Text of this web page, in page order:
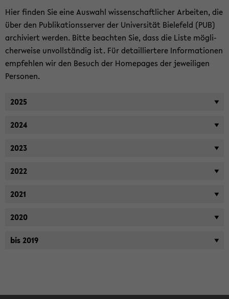
Hier fin­den Sie eine Aus­wahl wis­sen­schaft­li­cher Ar­bei­ten, die
über den Pu­bli­ka­ti­ons­ser­ver der Uni­ver­si­tät Bie­le­feld (PUB)
ar­chi­viert wer­den. Bitte be­ach­ten Sie, dass die Liste mög­li­
cher­wei­se un­voll­stän­dig ist. Für de­tail­lier­te­re In­for­ma­tio­nen
emp­feh­len wir den Be­such der Home­pages der je­wei­li­gen
Per­so­nen.
2025
2024
2023
2022
2021
2020
bis 2019